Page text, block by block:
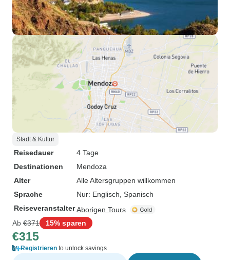
Stadt & Kultur
Reisedauer
4 Tage
Destinationen
Mendoza
Alter
Alle Altersgruppen willkommen
Sprache
Nur: Englisch, Spanisch
ReiseveranstalterAborigen Tours
Ab €371 15% sparen
€315
Registrieren to unlock savings